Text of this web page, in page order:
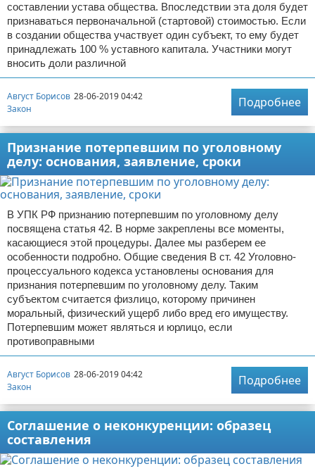
составлении устава общества. Впоследствии эта доля будет
признаваться первоначальной (стартовой) стоимостью. Если
в создании общества участвует один субъект, то ему будет
принадлежать 100 % уставного капитала. Участники могут
вносить доли различной
Август Борисов 28-06-2019 04:42
Закон
Подробнее
Признание потерпевшим по уголовному
делу: основания, заявление, сроки
В УПК РФ признанию потерпевшим по уголовному делу
посвящена статья 42. В норме закреплены все моменты,
касающиеся этой процедуры. Далее мы разберем ее
особенности подробно. Общие сведения В ст. 42 Уголовно-
процессуального кодекса установлены основания для
признания потерпевшим по уголовному делу. Таким
субъектом считается физлицо, которому причинен
моральный, физический ущерб либо вред его имуществу.
Потерпевшим может являться и юрлицо, если
противоправными
Август Борисов 28-06-2019 04:42
Закон
Подробнее
Соглашение о неконкуренции: образец
составления